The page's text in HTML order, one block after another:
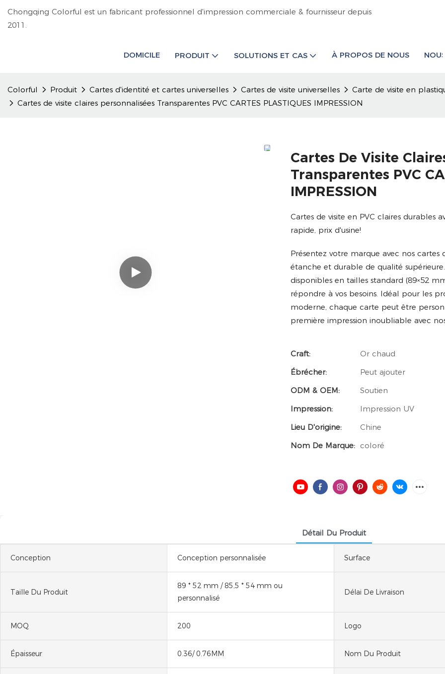
Chongqing Colorful est un fabricant professionnel d'impression commerciale & fournisseur depuis
2011.
DOMICILE PRODUIT SOLUTIONS ET CAS À PROPOS DE NOUS
Colorful Produit Cartes d'identité et cartes universelles Cartes de visite universelles
Carte de visite en
Cartes de visite claires personnalisées Transparentes PVC CARTES PLASTIQUES IMPRESSION
Cartes De Visite
Transparentes PVC
IMPRESSION
Cartes de visite en PVC claires durables
rapide, prix d'usine!
Présentez votre marque avec nos cartes
étanche et durable de qualité
disponibles en tailles standard (89×52
répondre à vos besoins. Idéal pour les
moderne, chaque carte peut être
première impression inoubliable avec
Craft:
Or chaud
Ébrécher:
Peut ajouter
ODM & OEM:
Soutien
Impression:
Impression UV
Lieu D'origine:
Chine
Nom De Marque: coloré
Détail Du Produit
Conception Conception personnalisée Surface
Taille Du Produit
89 * 52 mm / 85,5 * 54 mm ou
personnalisé
Délai De Livraison
MOQ 200 Logo
Épaisseur 0.36/ 0.76MM Nom Du Produit